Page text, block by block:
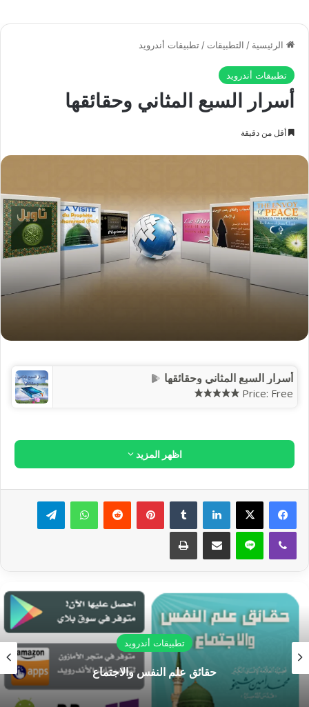
إذن فالمنجمون: الذين يشتغلون
"بالتنجيم" على قدر كبير من الجهل بعلم
الفلك، وليست بينهم وبينه صلة أبداً.
أما اعتقده المنجمون:
من أن حياة الإنسان يحددها موضع الشمس والقمر والكواكب في
الذين كانوا يعبدون الكواكب السيَّارة، ويعتقدون أنها مدبِّرة للعالم،
وأنها تأتي بالخير والشر، فعجباً ممن يستبدل الكفر بالإيمان، ويعود
صابئاً تُغرر به السحرة من حيث لا يدري!!
وما جاء في السنة النبوية:
وعلامات يهتدى بها..»
فمن تأوَّل فيها مثل تلك السفاسف أخطأ وتكلَّف ما لا علم له به.
«من اقتبس علماً من النجوم اقتبس شعبة من السحر..»
سنن أبي
أخرجه الترمذي والنسائي وابن ماجه.
والعرَّاف والكاهن والمنجِّم كلهم يدَّعون معرفة الأمور المستقبلية،
فمن صدَّقهم كفر بالله ورسوله ﷺ. قال ابن عباس في قوم ينظرون
في النجوم:(ما أرى من فعل ذلك له عند الله من خلاق)
ولعلك تسأل:
قد يصدق المنجمون، ويروى في الحديث: «كذب المنجمون ولو
صدقوا». فكيف يتم علمهم بالمغيبات؟
تبين لنا أن المنجمين سحرة، يستعينون بشياطين الجن من قرائن
البشر وقرائن خصمائهم من البشر، وعندما ينوي الخصوم على الكيد
والتخطيط لغرمائهم الذين إن كان عليهم استحقاق ومعاصي مما